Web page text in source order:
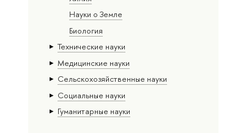
Науки о Земле
Биология
Тех­ничес­кие науки
Медицинские науки
Сельскохозяйственные науки
Социальные науки
Гуманитарные науки